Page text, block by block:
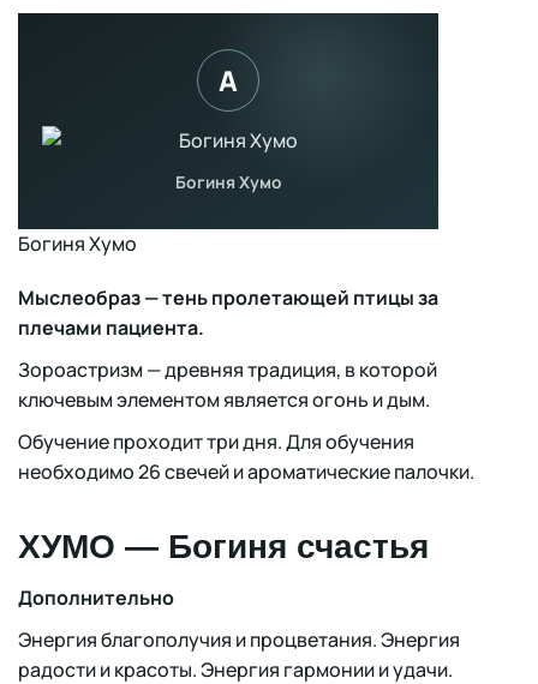
Богиня Хумо
Мыслеобраз — тень пролетающей птицы за
плечами пациента.
Зороастризм — древняя традиция, в которой
ключевым элементом является огонь и дым.
Обучение проходит три дня. Для обучения
необходимо 26 свечей и ароматические палочки.
ХУМО — Богиня счастья
Дополнительно
Энергия благополучия и процветания. Энергия
радости и красоты. Энергия гармонии и удачи.